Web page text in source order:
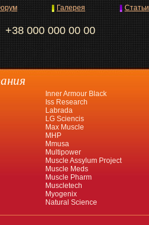
+38 000 000 00 00
Галерея Статьи
Inner Armour Black
Iss Research
Labrada
LG Sciencis
Max Muscle
MHP
Mmusa
Multipower
Muscle Assylum Project
Muscle Meds
Muscle Pharm
Muscletech
Myogenix
Natural Science